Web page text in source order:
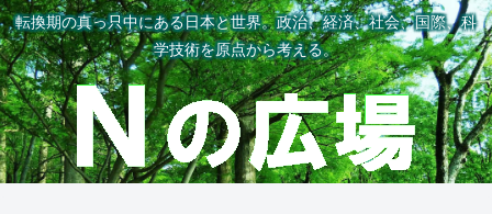
転換期の真っ只中にある日本と世界。政治、経済、社会、国際、科
学技術を原点から考える。